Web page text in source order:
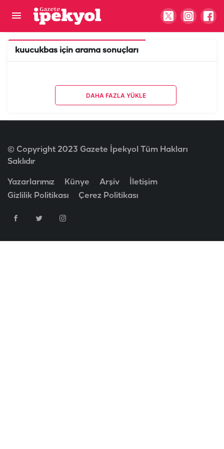
kuucukbas için arama sonuçları
DAHA FAZLA YÜKLE
© Copyright 2023 Gazete İpekyol Tüm Hakları
Saklıdır
Yazarlarımız Künye Arşiv
İletişim
Gizlilik Politikası
Çerez Politikası